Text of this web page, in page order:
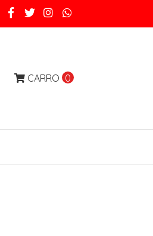
CARRO 0